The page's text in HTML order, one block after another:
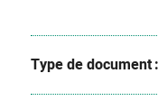
Type de document